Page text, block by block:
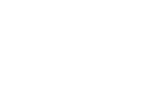
INNOVARI
корпусе